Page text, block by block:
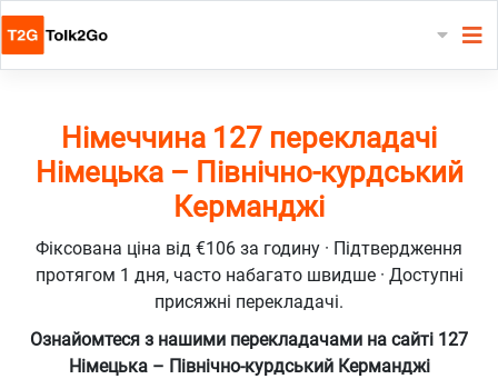
Німеччина 127 перекладачі
Німецька – Північно-курдський
Керманджі
Фіксована ціна від €106 за годину · Підтвердження
протягом 1 дня, часто набагато швидше · Доступні
присяжні перекладачі.
Ознайомтеся з нашими перекладачами на сайті 127
Німецька – Північно-курдський Керманджі